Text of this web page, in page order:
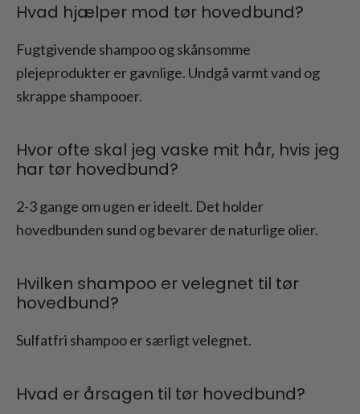
Hvad hjælper mod tør hovedbund?
Fugtgivende shampoo og skånsomme
plejeprodukter er gavnlige. Undgå varmt vand og
skrappe shampooer.
Hvor ofte skal jeg vaske mit hår, hvis jeg
har tør hovedbund?
2-3 gange om ugen er ideelt. Det holder
hovedbunden sund og bevarer de naturlige olier.
Hvilken shampoo er velegnet til tør
hovedbund?
Sulfatfri shampoo er særligt velegnet.
Hvad er årsagen til tør hovedbund?